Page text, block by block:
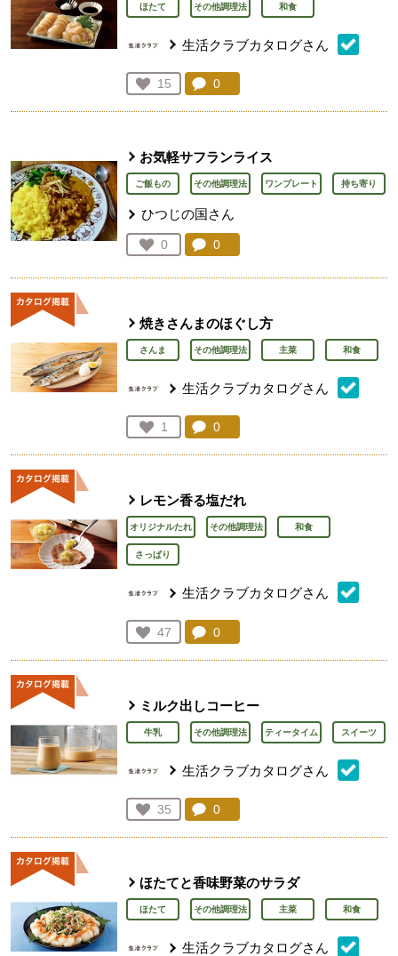
ほたて その他調理法 和食
生活クラブカタログさん
お気に入り登録：
15
人が登録
コメント：
0
お気軽サフランライス
ご飯もの その他調理法 ワンプレート 持ち寄り
ひつじの国さん
お気に入り登録：
0
人が登録
コメント：
0
焼きさんまのほぐし方
さんま その他調理法 主菜 和食
生活クラブカタログさん
お気に入り登録：
1
人が登録
コメント：
0
レモン香る塩だれ
オリジナルたれ その他調理法 和食
さっぱり
生活クラブカタログさん
お気に入り登録：
47
人が登録
コメント：
0
ミルク出しコーヒー
牛乳 その他調理法 ティータイム スイーツ
生活クラブカタログさん
お気に入り登録：
35
人が登録
コメント：
0
ほたてと香味野菜のサラダ
ほたて その他調理法 主菜 和食
生活クラブカタログさん